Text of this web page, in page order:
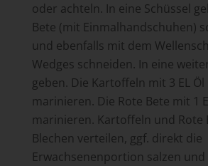
oder achteln. In eine Schüssel
Bete (mit Einmalhandschuhen)
und ebenfalls mit dem
Wedges schneiden. In eine
geben. Die Kartoffeln mit 3 EL
marinieren. Die Rote Bete mit 1
marinieren. Kartoffeln und Rote
Blechen verteilen, ggf. direkt die
Erwachsenenportion salzen und